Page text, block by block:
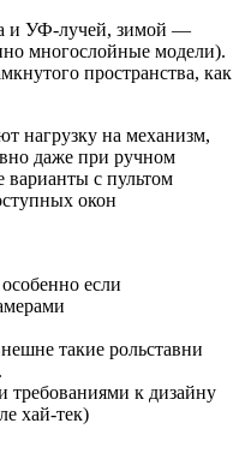
и УФ-лучей, зимой —
многослойные модели).
пространства, как
нагрузку на механизм,
даже при ручном
с пультом
окон
если
такие рольставни
требованиями к дизайну
хай-тек)